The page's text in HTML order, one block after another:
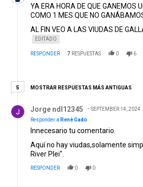
YA ERA HORA DE QUE GANEMOS
COMO 1 MES QUE NO
AL FIN VEO A LAS VIUDAS DE
EDITADO
RESPONDER 7 RESPUESTAS 0 6
55 respuestas más antiguas
MOSTRAR RESPUESTAS MÁS ANTIGUAS
Jorge ndl12345
SEPTEMBER 14, 2024
Responder a René Gado
Innecesario tu comentario.
Aquí no hay viudas,solamente
River Plei".
RESPONDER 0 0